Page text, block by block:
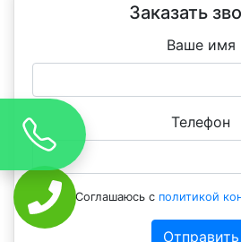
Заказать
Ваше имя
Телефон
Соглашаюсь с политикой
Отправить